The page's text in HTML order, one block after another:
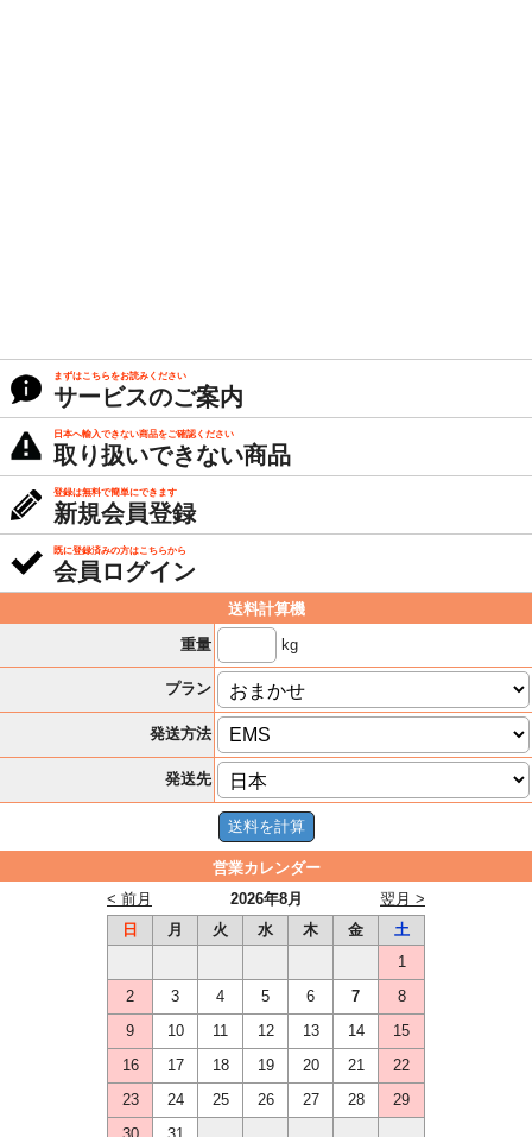
まずはこちらをお読みください
サービスのご案内
日本へ輸入できない商品をご確認ください
取り扱いできない商品
登録は無料で簡単にできます
新規会員登録
既に登録済みの方はこちらから
会員ログイン
送料計算機
重量
kg
プラン
発送方法
発送先
営業カレンダー
2026年8月
< 前月
翌月 >
日
月 火 水 木 金
土
1
2
3 4 5 6 7
8
9
10 11 12 13 14
15
16
17 18 19 20 21
22
23
24 25 26 27 28
29